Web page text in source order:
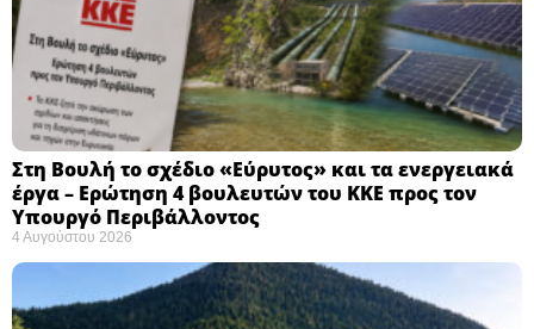
Στη Βουλή το σχέδιο «Εύρυτος» και τα ενεργειακά
έργα – Ερώτηση 4 βουλευτών του ΚΚΕ προς τον
Υπουργό Περιβάλλοντος
4 Αυγούστου 2026